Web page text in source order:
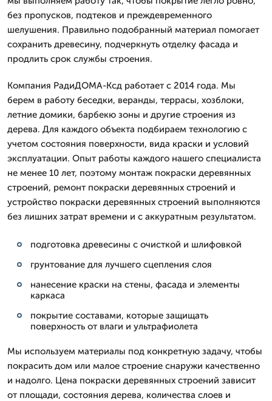
без пропусков, подтеков и преждевременного
шелушения. Правильно подобранный материал помогает
сохранить древесину, подчеркнуть отделку фасада и
продлить срок службы строения.
Компания РадиДОМА-Ксд работает с 2014 года. Мы
берем в работу беседки, веранды, террасы, хозблоки,
летние домики, барбекю зоны и другие строения из
дерева. Для каждого объекта подбираем технологию с
учетом состояния поверхности, вида краски и условий
эксплуатации. Опыт работы каждого нашего специалиста
не менее 10 лет, поэтому монтаж покраски деревянных
строений, ремонт покраски деревянных строений и
устройство покраски деревянных строений выполняются
без лишних затрат времени и с аккуратным результатом.
подготовка древесины с очисткой и шлифовкой
грунтование для лучшего сцепления слоя
нанесение краски на стены, фасада и элементы
каркаса
покрытие составами, которые защищать
поверхность от влаги и ультрафиолета
Мы используем материалы под конкретную задачу, чтобы
покрасить дом или малое строение снаружи качественно
и надолго. Цена покраски деревянных строений зависит
от площади, состояния дерева, количества слоев и